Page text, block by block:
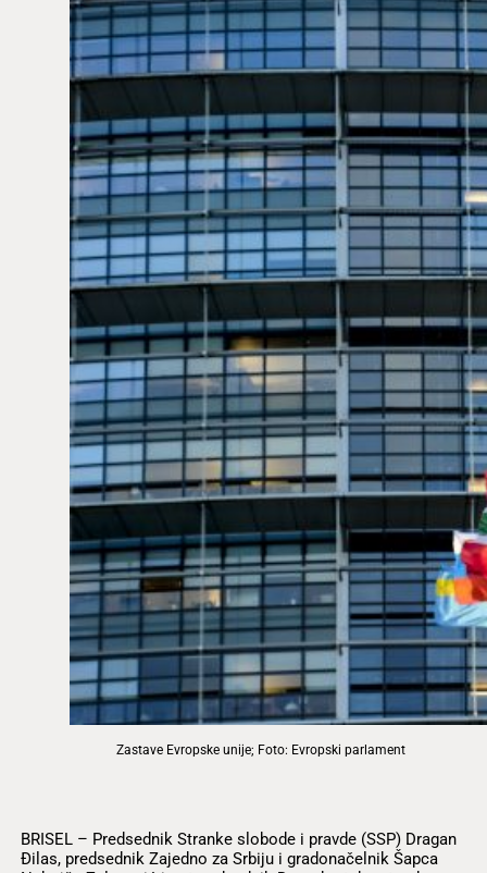
Zastave Evropske unije; Foto: Evropski parlament
BRISEL – Predsednik Stranke slobode i pravde (SSP) Dragan
Đilas, predsednik Zajedno za Srbiju i gradonačelnik Šapca